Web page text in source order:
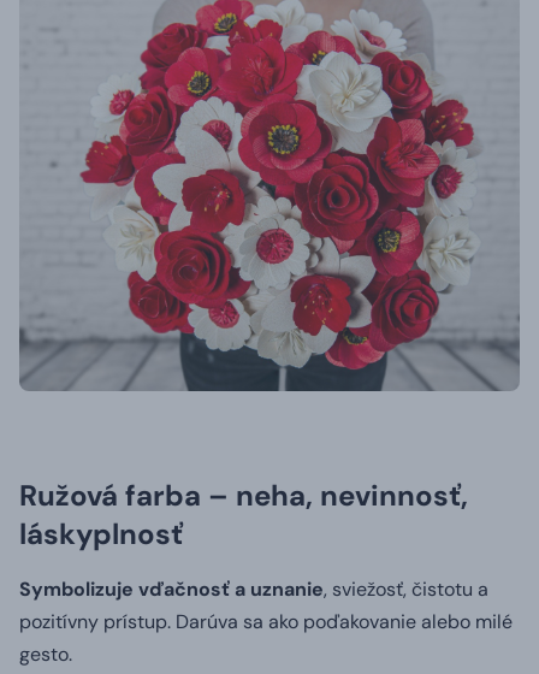
Ružová farba – neha, nevinnosť,
láskyplnosť
Symbolizuje vďačnosť a uznanie, sviežosť, čistotu a
pozitívny prístup. Darúva sa ako poďakovanie alebo milé
gesto.